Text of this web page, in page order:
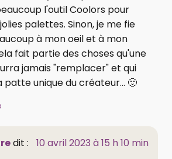
l'outil Coolors pour
palettes. Sinon, je me fie
à mon oeil et à mon
fait partie des choses qu'une
jamais "remplacer" et qui
patte unique du créateur... 🙂
dit :
10 avril 2023 à 15 h 10 min